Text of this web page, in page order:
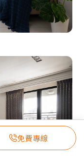
免費專線